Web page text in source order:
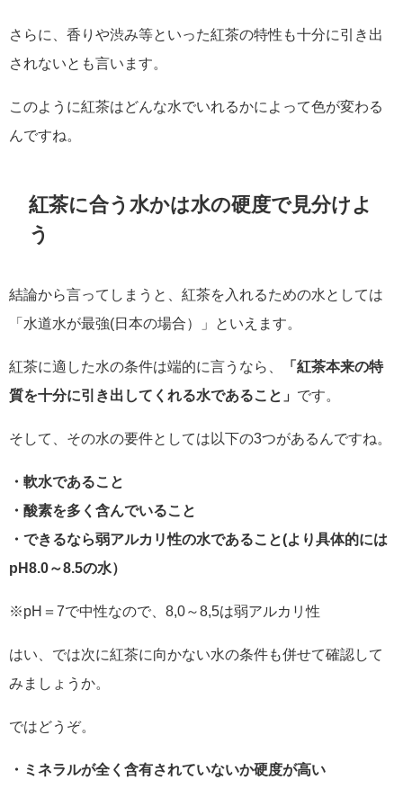
さらに、香りや渋み等といった紅茶の特性も十分に引き出
されないとも言います。
このように紅茶はどんな水でいれるかによって色が変わる
んですね。
紅茶に合う水かは水の硬度で見分けよ
う
結論から言ってしまうと、紅茶を入れるための水としては
「水道水が最強(日本の場合）」といえます。
紅茶に適した水の条件は端的に言うなら、
「紅茶本来の特
質を十分に引き出してくれる水であること」 です。
そして、その水の要件としては以下の3つがあるんですね。
・軟水であること
・酸素を多く含んでいること
・できるなら弱アルカリ性の水であること(より具体的には
pH8.0～8.5の水）
※pH＝7で中性なので、8,0～8,5は弱アルカリ性
はい、では次に紅茶に向かない水の条件も併せて確認して
みましょうか。
ではどうぞ。
・ミネラルが全く含有されていないか硬度が高い